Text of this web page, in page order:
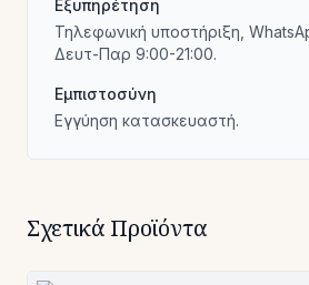
Εξυπηρέτηση
Τηλεφωνική υποστήριξη,
Δευτ-Παρ 9:00-21:00.
Εμπιστοσύνη
Εγγύηση κατασκευαστή.
Σχετικά Προϊόντα